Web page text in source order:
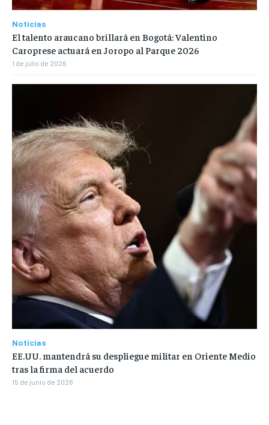
Noticias
El talento araucano brillará en Bogotá: Valentino
Caroprese actuará en Joropo al Parque 2026
1 de julio de 2026
Noticias
EE.UU. mantendrá su despliegue militar en Oriente Medio
tras la firma del acuerdo
15 de junio de 2026